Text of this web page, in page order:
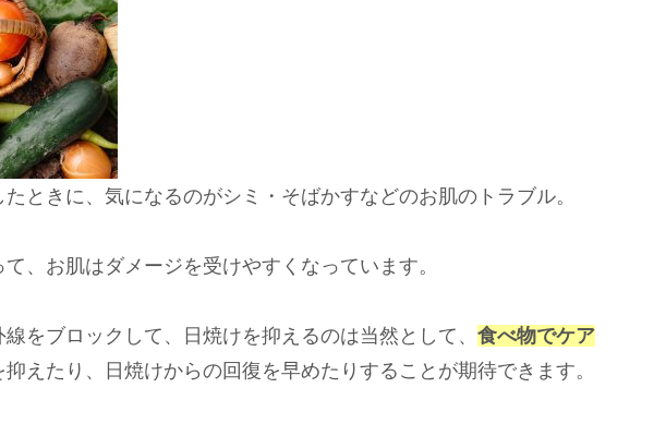
ときに、気になるのがシミ・そばかすなどのお肌のトラブル。
、お肌はダメージを受けやすくなっています。
をブロックして、日焼けを抑えるのは当然として、 食べ物でケア
えたり、日焼けからの回復を早めたりすることが期待できます。